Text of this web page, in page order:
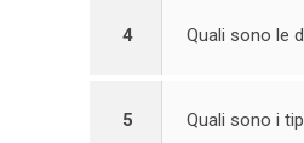
4 Quali sono le
5 Quali sono i